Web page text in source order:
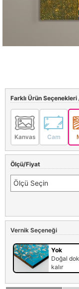
Farklı Ürün Seçenekleri
Kanvas Cam
Ölçü/Fiyat
Ölçü Seçin
Vernik Seçeneği
Yok
Doğal
kalır